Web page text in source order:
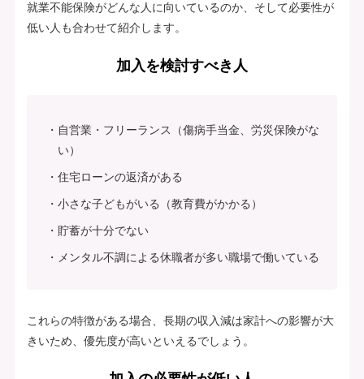
就業不能保険がどんな人に向いているのか、そして必要性が
低い人も合わせて紹介します。
加入を検討すべき人
自営業・フリーランス（傷病手当金、労災保険がな
い）
住宅ローンの返済がある
小さな子どもがいる（教育費がかかる）
貯蓄が十分でない
メンタル不調による休職者が多い職場で働いている
これらの特徴がある場合、長期の収入減は家計への影響が大
きいため、優先度が高いといえるでしょう。